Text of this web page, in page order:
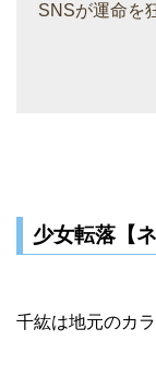
SNSが運命を
少女転落【
千紘は地元のカ